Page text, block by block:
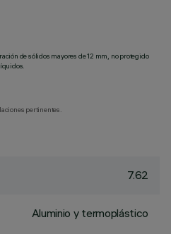
de sólidos mayores de 12 mm, no protegido
pertinentes.
7.62
Aluminio y termoplástico